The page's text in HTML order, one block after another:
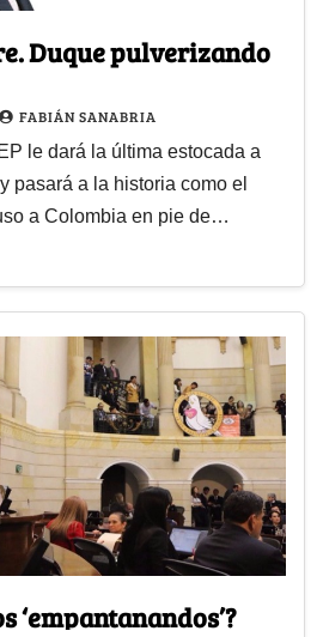
Duque pulverizando
FABIÁN SANABRIA
le dará la última estocada a
pasará a la historia como el
a Colombia en pie de…
‘empantanandos’?